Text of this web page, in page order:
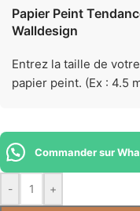
Papier Peint
Walldesign
Entrez la taille de
papier peint. (Ex : 4.5
- +
Commander sur